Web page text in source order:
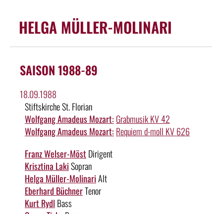
HELGA MÜLLER-MOLINARI
SAISON 1988-89
18.09.1988
Stiftskirche St. Florian
Wolfgang Amadeus Mozart: Grabmusik KV 42
Wolfgang Amadeus Mozart: Requiem d-moll KV 626
Franz Welser-Möst Dirigent
Krisztina LakiSopran
Helga Müller-MolinariAlt
Eberhard BüchnerTenor
Kurt Rydl Bass